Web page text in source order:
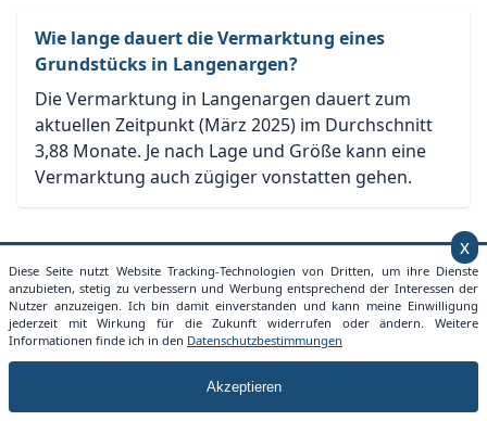
Wie lange dauert die Vermarktung eines
Grundstücks in Langenargen?
Die Vermarktung in Langenargen dauert zum
aktuellen Zeitpunkt (März 2025) im Durchschnitt
3,88 Monate. Je nach Lage und Größe kann eine
Vermarktung auch zügiger vonstatten gehen.
Grundstückspreise Deutschland
die Möglichkeit sich einen Überblick über aktuelle
Grundstücksangebote in seiner Nähe zu machen.
x
Diese Seite nutzt Website Tracking-Technologien von Dritten, um ihre Dienste
anzubieten, stetig zu verbessern und Werbung entsprechend der Interessen der
Nutzer anzuzeigen. Ich bin damit einverstanden und kann meine Einwilligung
jederzeit mit Wirkung für die Zukunft widerrufen oder ändern. Weitere
Informationen finde ich in den Datenschutzbestimmungen
Akzeptieren